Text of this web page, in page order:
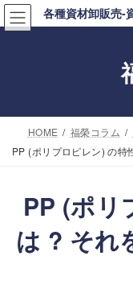
コ
ン
ナ
ビ
各種資材卸販売-
HOME 福榮コラム
PP (ポリプロピレン) の特
PP (ポリ
は ? それ